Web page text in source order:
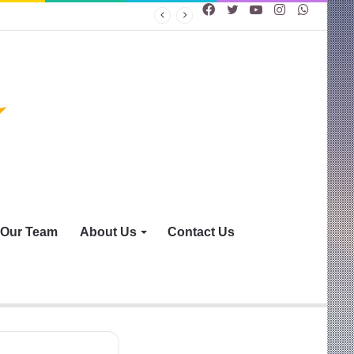
Instagram
YouTube
Twitter
Facebook
Our Team About Us Contact Us